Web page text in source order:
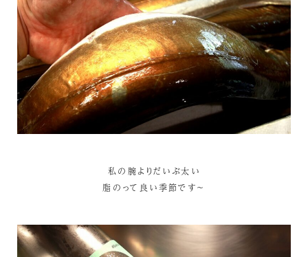
私の腕よりだいぶ太い
脂のって良い季節です～